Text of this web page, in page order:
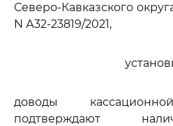
Северо-Кавказского
N А32-23819/2021,
доводы
подтверждают